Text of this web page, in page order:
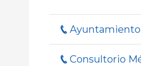
Ayuntamiento
Consultorio